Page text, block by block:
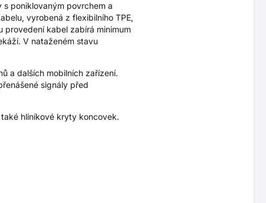
poniklovaným povrchem a
vyrobená z flexibilního TPE,
provedení kabel zabírá minimum
V nataženém stavu
a dalších mobilních zařízení.
signály před
hliníkové kryty koncovek.